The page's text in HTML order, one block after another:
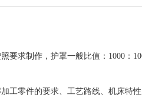
要求制作，护罩一般比值：1000
工零件的要求、工艺路线、机床特